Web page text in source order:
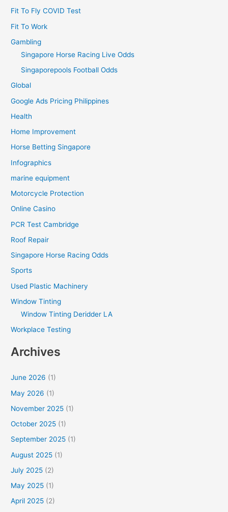
Fit To Fly COVID Test
Fit To Work
Gambling
Singapore Horse Racing Live Odds
Singaporepools Football Odds
Global
Google Ads Pricing Philippines
Health
Home Improvement
Horse Betting Singapore
Infographics
marine equipment
Motorcycle Protection
Online Casino
PCR Test Cambridge
Roof Repair
Singapore Horse Racing Odds
Sports
Used Plastic Machinery
Window Tinting
Window Tinting Deridder LA
Workplace Testing
Archives
June 2026 (1)
May 2026 (1)
November 2025 (1)
October 2025 (1)
September 2025 (1)
August 2025 (1)
July 2025 (2)
May 2025 (1)
April 2025 (2)